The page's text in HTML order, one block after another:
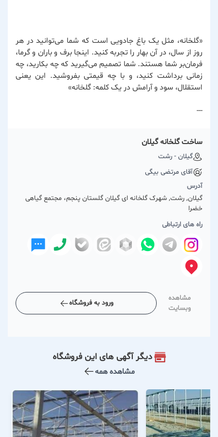
«گلخانه، مثل یک باغ جادویی است که شما می‌توانید در هر
روز از سال، در آن بهار را تجربه کنید. اینجا برف و باران و گرما،
فرمان‌بر شما هستند. شما تصمیم می‌گیرید که چه بکارید، چه
زمانی برداشت کنید، و با چه قیمتی بفروشید. این یعنی
استقلال، سود و آرامش در یک کلمه: گلخانه»
---
ساخت گلخانه گیلان
گیلان - رشت
آقای مرتضی بیگی
آدرس
گیلان, رشت, شهرک گلخانه ای گیلان گلستان پنجم، مجتمع گیاهی
خضرا
راه های ارتباطی
مشاهده
وبسایت
ورود به فروشگاه
دیگر آگهی های این فروشگاه
مشاهده همه